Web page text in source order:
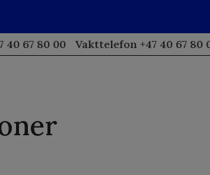
40 67 80 00 Vakttelefon +47 40 67 80